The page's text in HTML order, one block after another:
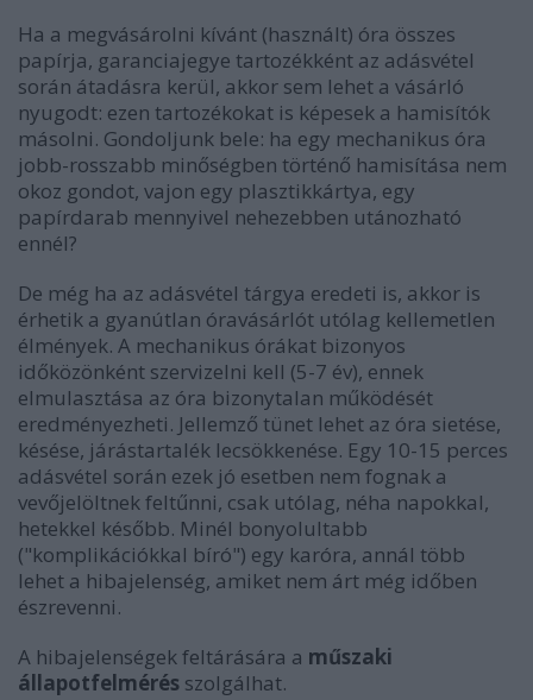
Ha a megvásárolni kívánt (használt) óra összes
papírja, garanciajegye tartozékként az adásvétel
során átadásra kerül, akkor sem lehet a vásárló
nyugodt: ezen tartozékokat is képesek a hamisítók
másolni. Gondoljunk bele: ha egy mechanikus óra
jobb-rosszabb minőségben történő hamisítása nem
okoz gondot, vajon egy plasztikkártya, egy
papírdarab mennyivel nehezebben utánozható
ennél?
De még ha az adásvétel tárgya eredeti is, akkor is
érhetik a gyanútlan óravásárlót utólag kellemetlen
élmények. A mechanikus órákat bizonyos
időközönként szervizelni kell (5-7 év), ennek
elmulasztása az óra bizonytalan működését
eredményezheti. Jellemző tünet lehet az óra sietése,
késése, járástartalék lecsökkenése. Egy 10-15 perces
adásvétel során ezek jó esetben nem fognak a
vevőjelöltnek feltűnni, csak utólag, néha napokkal,
hetekkel később. Minél bonyolultabb
("komplikációkkal bíró") egy karóra, annál több
lehet a hibajelenség, amiket nem árt még időben
észrevenni.
A hibajelenségek feltárására a műszaki
állapotfelmérés szolgálhat.